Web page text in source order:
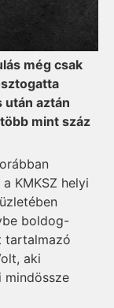
még csak
után aztán
mint száz
KMKSZ helyi
boldog-
tartalmazó
aki